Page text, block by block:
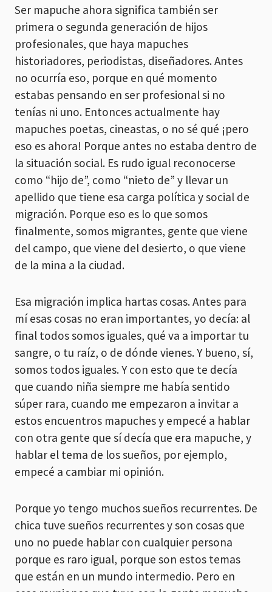
Ser mapuche ahora significa también ser
primera o segunda generación de hijos
profesionales, que haya mapuches
historiadores, periodistas, diseñadores. Antes
no ocurría eso, porque en qué momento
estabas pensando en ser profesional si no
tenías ni uno. Entonces actualmente hay
mapuches poetas, cineastas, o no sé qué ¡pero
eso es ahora! Porque antes no estaba dentro de
la situación social. Es rudo igual reconocerse
como “hijo de”, como “nieto de” y llevar un
apellido que tiene esa carga política y social de
migración. Porque eso es lo que somos
finalmente, somos migrantes, gente que viene
del campo, que viene del desierto, o que viene
de la mina a la ciudad.
Esa migración implica hartas cosas. Antes para
mí esas cosas no eran importantes, yo decía: al
final todos somos iguales, qué va a importar tu
sangre, o tu raíz, o de dónde vienes. Y bueno, sí,
somos todos iguales. Y con esto que te decía
que cuando niña siempre me había sentido
súper rara, cuando me empezaron a invitar a
estos encuentros mapuches y empecé a hablar
con otra gente que sí decía que era mapuche, y
hablar el tema de los sueños, por ejemplo,
empecé a cambiar mi opinión.
Porque yo tengo muchos sueños recurrentes. De
chica tuve sueños recurrentes y son cosas que
uno no puede hablar con cualquier persona
porque es raro igual, porque son estos temas
que están en un mundo intermedio. Pero en